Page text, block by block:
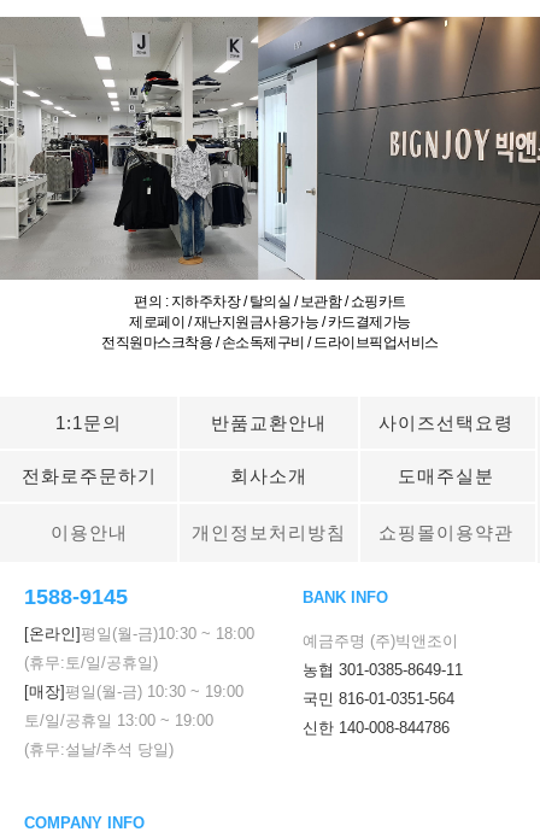
편의 : 지하주차장 / 탈의실 / 보관함 / 쇼핑카트
제로페이 / 재난지원금사용가능 / 카드결제가능
전직원마스크착용 / 손소독제구비 / 드라이브픽업서비스
1:1문의 반품교환안내 사이즈선택요령
전화로주문하기 회사소개 도매주실분
이용안내 개인정보처리방침 쇼핑몰이용약관
1588-9145
[온라인]평일(월-금)10:30 ~ 18:00
(휴무:토/일/공휴일)
[매장]평일(월-금) 10:30 ~ 19:00
토/일/공휴일 13:00 ~ 19:00
(휴무:설날/추석 당일)
BANK INFO
예금주명 (주)빅앤조이
농협 301-0385-8649-11
국민 816-01-0351-564
신한 140-008-844786
COMPANY INFO